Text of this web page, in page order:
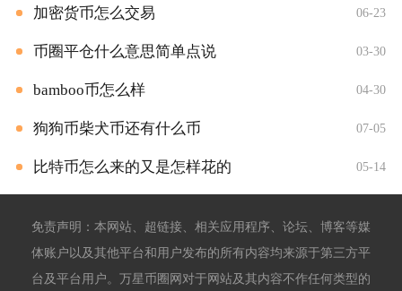
加密货币怎么交易 06-23
币圈平仓什么意思简单点说 03-30
bamboo币怎么样 04-30
狗狗币柴犬币还有什么币 07-05
比特币怎么来的又是怎样花的 05-14
免责声明：本网站、超链接、相关应用程序、论坛、博客等媒
体账户以及其他平台和用户发布的所有内容均来源于第三方平
台及平台用户。万星币圈网对于网站及其内容不作任何类型的